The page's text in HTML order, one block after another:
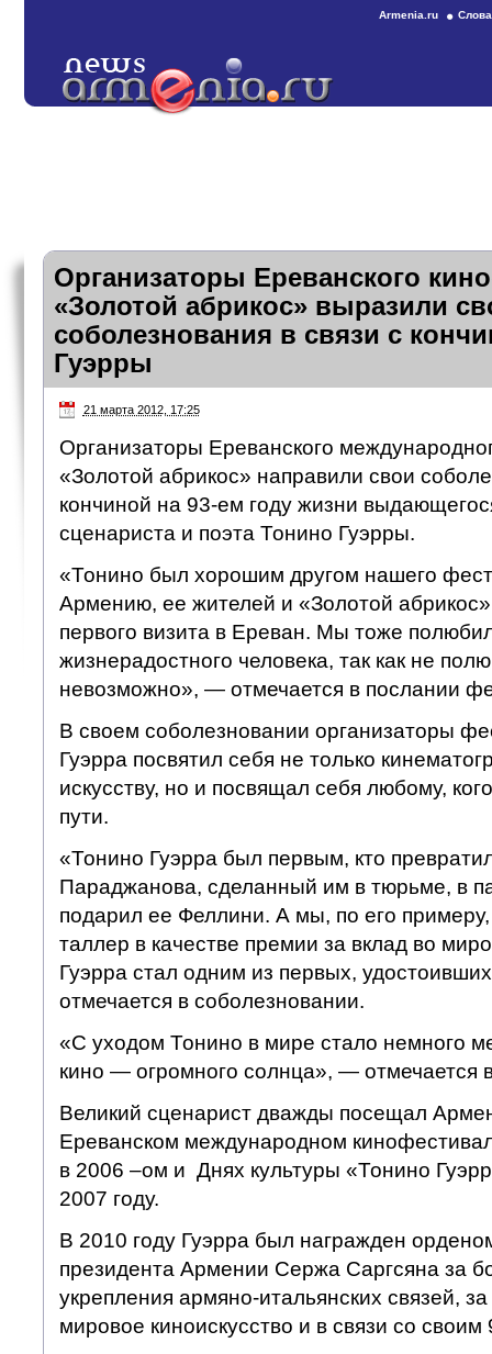
Armenia.ru
Организаторы Ереванского
«Золотой абрикос» выразили
соболезнования в связи с
Гуэрры
21 марта 2012, 17:25
Организаторы Ереванского
«Золотой абрикос» направили свои
кончиной на 93-ем году жизни
сценариста и поэта Тонино Гуэрры.
«Тонино был хорошим другом нашего
Армению, ее жителей и «Золотой абрикос»
первого визита в Ереван. Мы тоже
жизнерадостного человека, так как не
невозможно», — отмечается в послании
В своем соболезновании организаторы
Гуэрра посвятил себя не только
искусству, но и посвящал себя любому,
пути.
«Тонино Гуэрра был первым, кто
Параджанова, сделанный им в тюрьме, в
подарил ее Феллини. А мы, по его
таллер в качестве премии за вклад во
Гуэрра стал одним из первых,
отмечается в соболезновании.
«С уходом Тонино в мире стало немного
кино — огромного солнца», — отмечается
Великий сценарист дважды посещал
Ереванском международном
в 2006 –ом и Днях культуры «Тонино
2007 году.
В 2010 году Гуэрра был награжден
президента Армении Сержа Саргсяна за
укрепления армяно-итальянских связей,
мировое киноискусство и в связи со своим